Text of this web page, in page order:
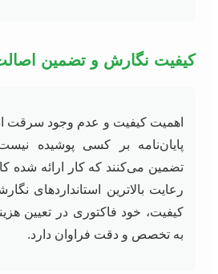
کیفیت نگارش و تضمین
پایان‌نامه بر کسی پوشیده
تضمین می‌کنند که کار ارائه شده
رعایت بالاترین استانداردهای
کیفیت، خود فاکتوری در تعیین
به تخصص و دقت فراوان دارد.